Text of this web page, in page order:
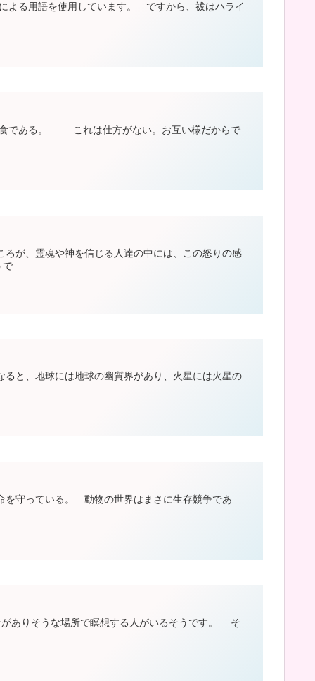
る用語を使用しています。 ですから、祓はハライ
である。 これは仕方がない。お互い様だからで
、霊魂や神を信じる人達の中には、この怒りの感
...
、地球には地球の幽質界があり、火星には火星の
守っている。 動物の世界はまさに生存競争であ
りそうな場所で瞑想する人がいるそうです。 そ